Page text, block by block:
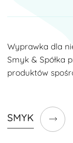
Wyprawka dla
Smyk & Spółka
produktów
SMYK